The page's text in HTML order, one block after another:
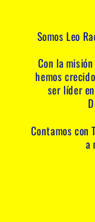
Somos Leo
Con la
hemos
ser líder
Contamos con
a